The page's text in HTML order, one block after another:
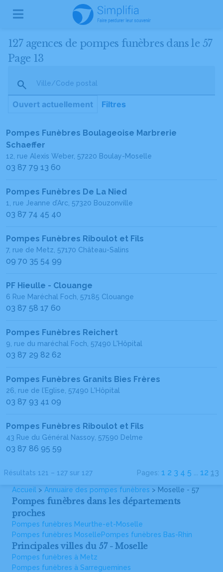
127 agences de pompes funèbres dans le 57
Page 13
Ville/Code postal
Ouvert actuellement Filtres
Pompes Funèbres Boulageoise Marbrerie
Schaeffer
12, rue Alexis Weber, 57220 Boulay-Moselle
03 87 79 13 60
Pompes Funèbres De La Nied
1, rue Jeanne d’Arc, 57320 Bouzonville
03 87 74 45 40
Pompes Funèbres Riboulot et Fils
7, rue de Metz, 57170 Château-Salins
09 70 35 54 99
PF Hieulle - Clouange
6 Rue Maréchal Foch, 57185 Clouange
03 87 58 17 60
Pompes Funèbres Reichert
9, rue du maréchal Foch, 57490 L'Hôpital
03 87 29 82 62
Pompes Funèbres Granits Bies Frères
26, rue de l’Eglise, 57490 L'Hôpital
03 87 93 41 09
Pompes Funèbres Riboulot et Fils
43 Rue du Général Nassoy, 57590 Delme
03 87 86 95 59
Résultats 121 – 127 sur 127 Pages: 1 2 3 4 5 ... 12 13
Accueil > Annuaire des pompes funèbres > Moselle - 57
Pompes funèbres dans les départements
proches
Pompes funèbres Meurthe-et-Moselle
Pompes funèbres MosellePompes funèbres Bas-Rhin
Principales villes du 57 - Moselle
Pompes funèbres à Metz
Pompes funèbres à Sarreguemines